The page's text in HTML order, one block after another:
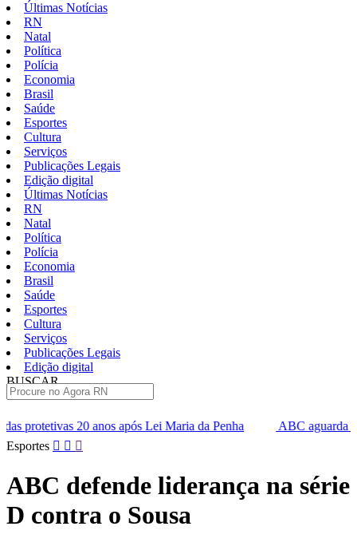
Últimas Notícias
RN
Natal
Política
Polícia
Economia
Brasil
Saúde
Esportes
Cultura
Serviços
Publicações Legais
Edição digital
Últimas Notícias
RN
Natal
Política
Polícia
Economia
Brasil
Saúde
Esportes
Cultura
Serviços
Publicações Legais
Edição digital
BUSCAR
Lei Maria da Penha
ABC aguarda aval da PM para vender
Pular
para
conteúdo
Esportes
ABC defende liderança na série
D contra o Sousa